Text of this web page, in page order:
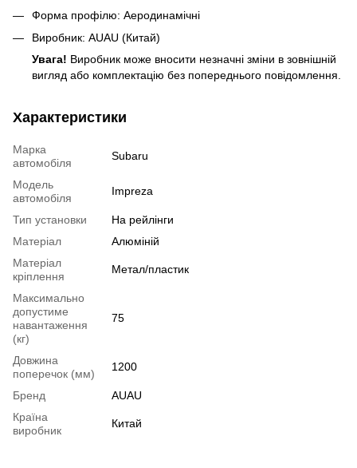
Форма профілю: Аеродинамічні
Виробник: AUAU (Китай)
Увага! Виробник може вносити незначні зміни в зовнішній
вигляд або комплектацію без попереднього повідомлення.
Характеристики
Марка
автомобіля
Subaru
Модель
автомобіля
Impreza
Тип установки
На рейлінги
Матеріал
Алюміній
Матеріал
кріплення
Метал/пластик
Максимально
допустиме
навантаження
(кг)
75
Довжина
поперечок (мм)
1200
Бренд
AUAU
Країна
виробник
Китай